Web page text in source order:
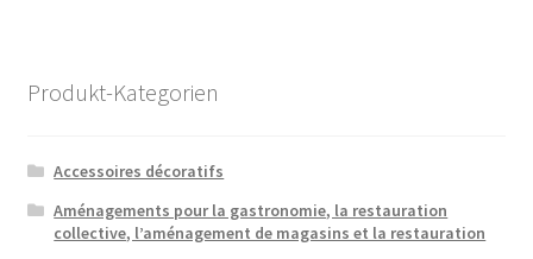
Produkt-Kategorien
Accessoires décoratifs
Aménagements pour la gastronomie, la restauration
collective, l’aménagement de magasins et la restauration